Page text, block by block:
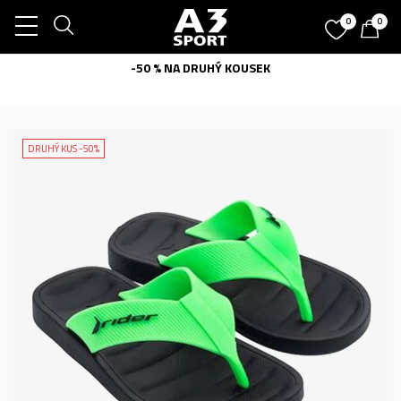
0 0
-50 % NA DRUHÝ KOUSEK
DRUHÝ KUS -50%